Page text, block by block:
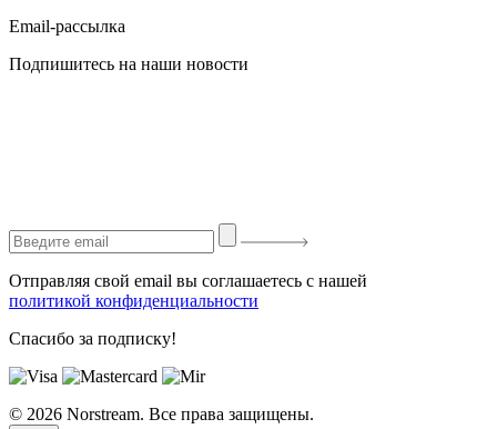
Email-рассылка
Подпишитесь на наши новости
Отправляя свой email вы соглашаетесь с нашей
политикой конфиденциальности
Спасибо за подписку!
© 2026 Norstream. Все права защищены.